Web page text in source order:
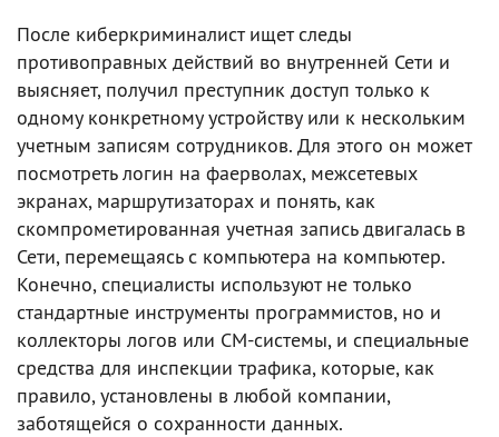
После киберкриминалист ищет следы
противоправных действий во внутренней Сети и
выясняет, получил преступник доступ только к
одному конкретному устройству или к нескольким
учетным записям сотрудников. Для этого он может
посмотреть логин на фаерволах, межсетевых
экранах, маршрутизаторах и понять, как
скомпрометированная учетная запись двигалась в
Сети, перемещаясь с компьютера на компьютер.
Конечно, специалисты используют не только
стандартные инструменты программистов, но и
коллекторы логов или CM-системы, и специальные
средства для инспекции трафика, которые, как
правило, установлены в любой компании,
заботящейся о сохранности данных.